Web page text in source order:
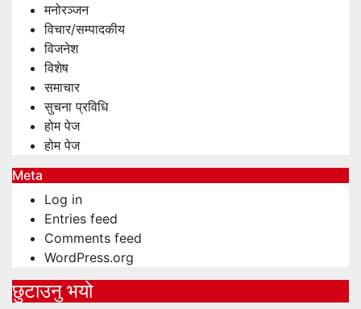
मनोरञ्जन
विचार/सम्पादकीय
विजनेश
विशेष
समाचार
सुचना प्रविधि
होम पेज
होम पेज
Meta
Log in
Entries feed
Comments feed
WordPress.org
छुटाउनु भयो